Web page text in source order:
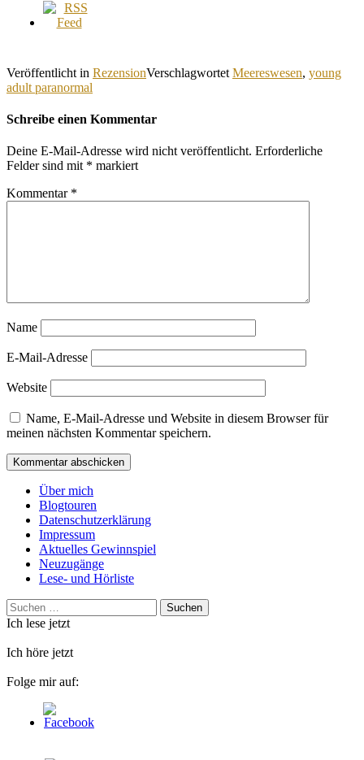
Veröffentlicht in RezensionVerschlagwortet Meereswesen, young
adult paranormal
Schreibe einen Kommentar
Deine E-Mail-Adresse wird nicht veröffentlicht. Erforderliche
Felder sind mit * markiert
Kommentar *
Name
E-Mail-Adresse
Website
Name, E-Mail-Adresse und Website in diesem Browser für
meinen nächsten Kommentar speichern.
Über mich
Blogtouren
Datenschutzerklärung
Impressum
Aktuelles Gewinnspiel
Neuzugänge
Lese- und Hörliste
Suchen
nach:
Ich lese jetzt
Ich höre jetzt
Folge mir auf: